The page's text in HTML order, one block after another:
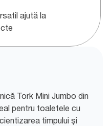
ajută la
Tork Mini Jumbo din
pentru toaletele cu
timpului și